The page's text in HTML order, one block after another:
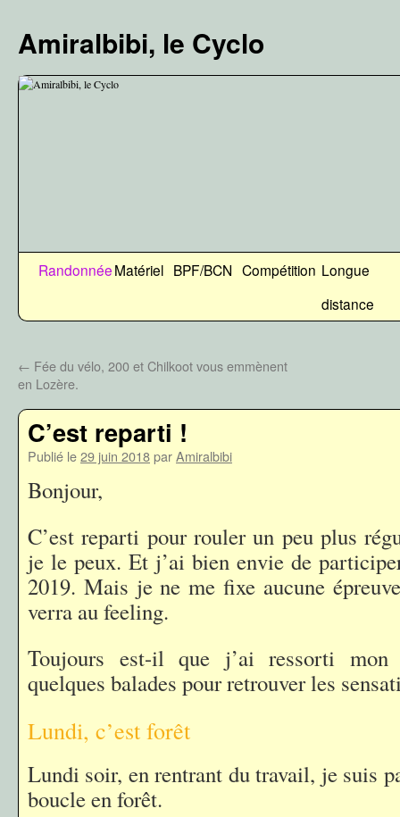
contenu
Amiralbibi, le Cyclo
RandonnéeMatériel BPF/BCN Compétition Longue
distance
← Fée du vélo, 200 et Chilkoot vous emmènent
en Lozère.
C’est reparti !
Publié le29 juin 2018parAmiralbibi
Bonjour,
C’est reparti pour rouler un peu plus
je le peux. Et j’ai bien envie de
2019. Mais je ne me fixe aucune
verra au feeling.
Toujours est-il que j’ai ressorti
quelques balades pour retrouver les
Lundi, c’est forêt
Lundi soir, en rentrant du travail, je suis
boucle en forêt.